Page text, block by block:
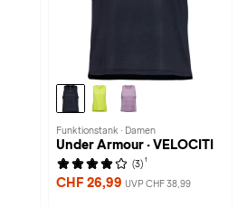
Funktionstank · Damen
Under Armour · VELOCITI
(3) 1
CHF 26,99 UVP CHF 38,99